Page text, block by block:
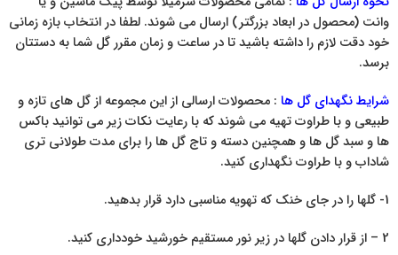
وانت (محصول در ابعاد بزرگتر) ارسال می شوند. لطفا در انتخاب بازه زمانی
خود دقت لازم را داشته باشید تا در ساعت و زمان مقرر گل شما به دستتان
برسد.
شرایط نگهدای گل ها : محصولات ارسالی از این مجموعه از گل های تازه و
طبیعی و با طراوت تهیه می شوند که با رعایت نکات زیر می توانید باکس
ها و سبد گل ها و همچنین دسته و تاج گل ها را برای مدت طولانی تری
شاداب و با طراوت نگهداری کنید.
1- گلها را در جای خنک که تهویه مناسبی دارد قرار بدهید.
2 – از قرار دادن گلها در زیر نور مستقیم خورشید خودداری کنید.